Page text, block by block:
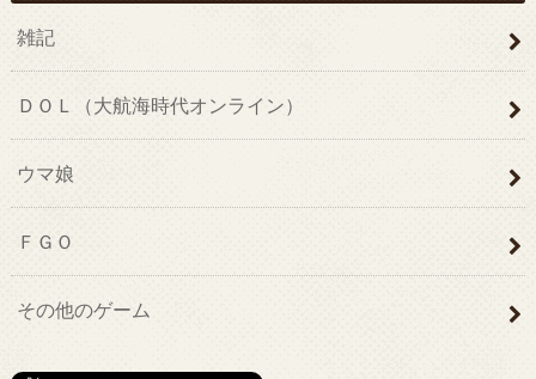
雑記
ＤＯＬ（大航海時代オンライン）
ウマ娘
ＦＧＯ
その他のゲーム